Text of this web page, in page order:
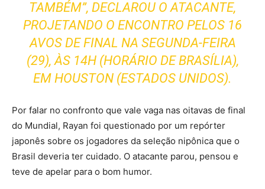
TAMBÉM”, DECLAROU O ATACANTE,
PROJETANDO O ENCONTRO PELOS 16
AVOS DE FINAL NA SEGUNDA-FEIRA
(29), ÀS 14H (HORÁRIO DE BRASÍLIA),
EM HOUSTON (ESTADOS UNIDOS).
Por falar no confronto que vale vaga nas oitavas de final
do Mundial, Rayan foi questionado por um repórter
japonês sobre os jogadores da seleção nipônica que o
Brasil deveria ter cuidado. O atacante parou, pensou e
teve de apelar para o bom humor.